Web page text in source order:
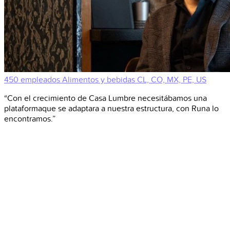
450 empleados Alimentos y bebidas CL, CO, MX, PE, US
“Con el crecimiento de Casa Lumbre necesitábamos una
plataformaque se adaptara a nuestra estructura, con Runa lo
encontramos.”